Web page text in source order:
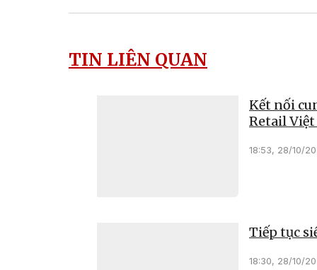
TIN LIÊN QUAN
Kết nối
Retail Việt
18:53, 28/10/
Tiếp tục
18:30, 28/10/